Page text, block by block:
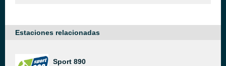
Estaciones relacionadas
Sport 890